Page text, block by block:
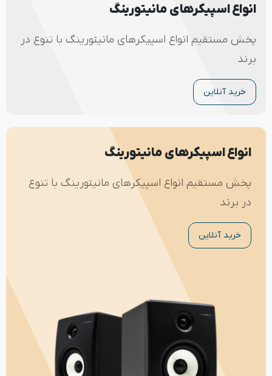
انواع اسپیکرهای مانیتورینگ
پخش مستقیم انواع اسپیکرهای مانیتورینگ با تنوع در
برند
خرید آنلاین
انواع اسپیکرهای مانیتورینگ
پخش مستقیم انواع اسپیکرهای مانیتورینگ با تنوع
در برند
خرید آنلاین